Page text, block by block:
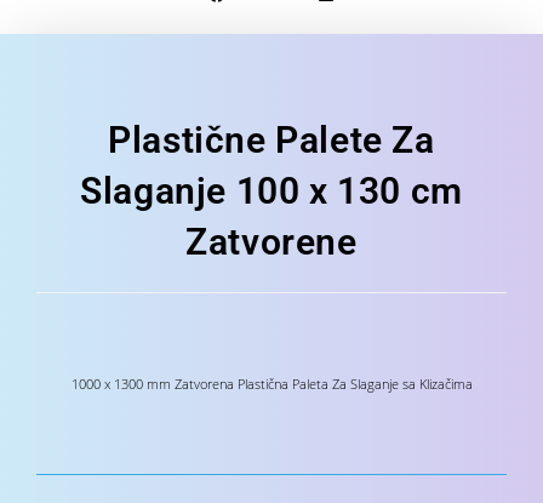
Plastične Palete Za
Slaganje 100 x 130 cm
Zatvorene
1000 x 1300 mm Zatvorena Plastična Paleta Za Slaganje sa Klizačima